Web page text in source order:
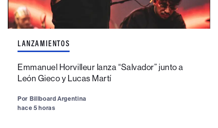
LANZAMIENTOS
Emmanuel Horvilleur lanza “Salvador” junto a
León Gieco y Lucas Martí
Por Billboard Argentina
hace 5 horas